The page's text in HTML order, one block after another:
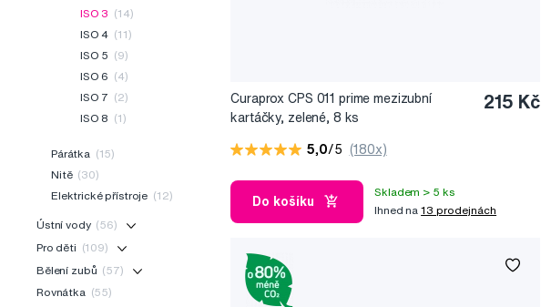
ISO 3 (14)
ISO 4 (11)
ISO 5 (9)
ISO 6 (4)
ISO 7 (2)
ISO 8 (1)
Párátka (15)
Nitě (30)
Elektrické přístroje (12)
Ústní vody (56)
Pro děti
(109)
Bělení zubů (57)
Rovnátka
(55)
Curaprox CPS 011 prime mezizubní
kartáčky, zelené, 8 ks
215 Kč
5,0/5 (180x)
Do košíku
Skladem > 5 ks
Ihned na13 prodejnách